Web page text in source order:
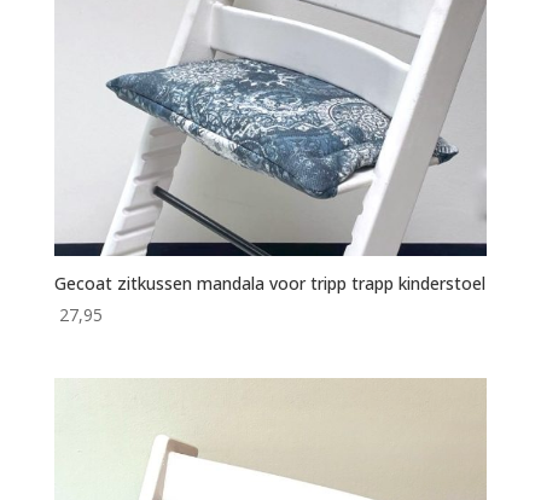
Gecoat zitkussen mandala voor tripp trapp kinderstoel
27,95